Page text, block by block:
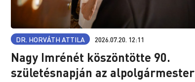
DR. HORVÁTH ATTILA 2026.07.20. 12:11
Nagy Imrénét köszöntötte 90.
születésnapján az alpolgármester